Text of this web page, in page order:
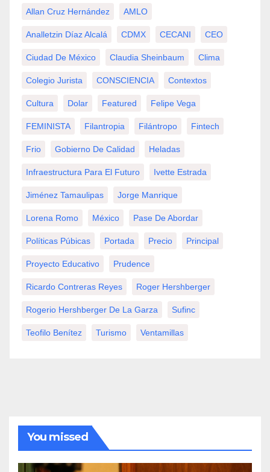
Allan Cruz Hernández AMLO
Analletzin Díaz Alcalá CDMX CECANI CEO
Ciudad De México Claudia Sheinbaum Clima
Colegio Jurista CONSCIENCIA Contextos
Cultura Dolar Featured Felipe Vega
FEMINISTA Filantropia Filántropo Fintech
Frio Gobierno De Calidad Heladas
Infraestructura Para El Futuro Ivette Estrada
Jiménez Tamaulipas Jorge Manrique
Lorena Romo México Pase De Abordar
Políticas Púbicas Portada Precio Principal
Proyecto Educativo Prudence
Ricardo Contreras Reyes Roger Hershberger
Rogerio Hershberger De La Garza Sufinc
Teofilo Benítez Turismo Ventamillas
You missed